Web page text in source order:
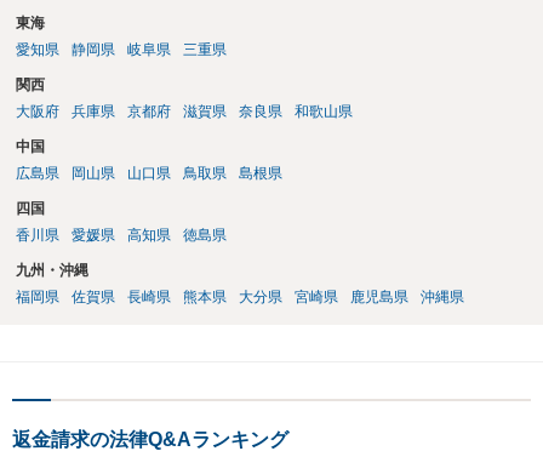
東海
愛知県
静岡県 岐阜県 三重県
関西
大阪府
兵庫県 京都府 滋賀県 奈良県 和歌山県
中国
広島県
岡山県 山口県 鳥取県 島根県
四国
香川県
愛媛県 高知県 徳島県
九州・沖縄
福岡県
佐賀県 長崎県 熊本県 大分県 宮崎県 鹿児島県 沖縄県
返金請求の法律Q&Aランキング